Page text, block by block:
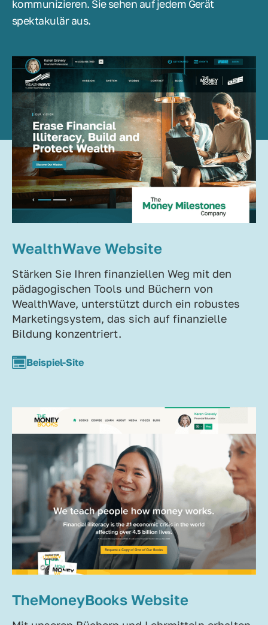
kommunizieren. Sie sehen auf jedem Gerät
spektakulär aus.
WealthWave Website
Stärken Sie Ihren finanziellen Weg mit den
pädagogischen Tools und Büchern von
WealthWave, unterstützt durch ein robustes
Marketingsystem, das sich auf finanzielle
Bildung konzentriert.
Beispiel-Site
TheMoneyBooks Website